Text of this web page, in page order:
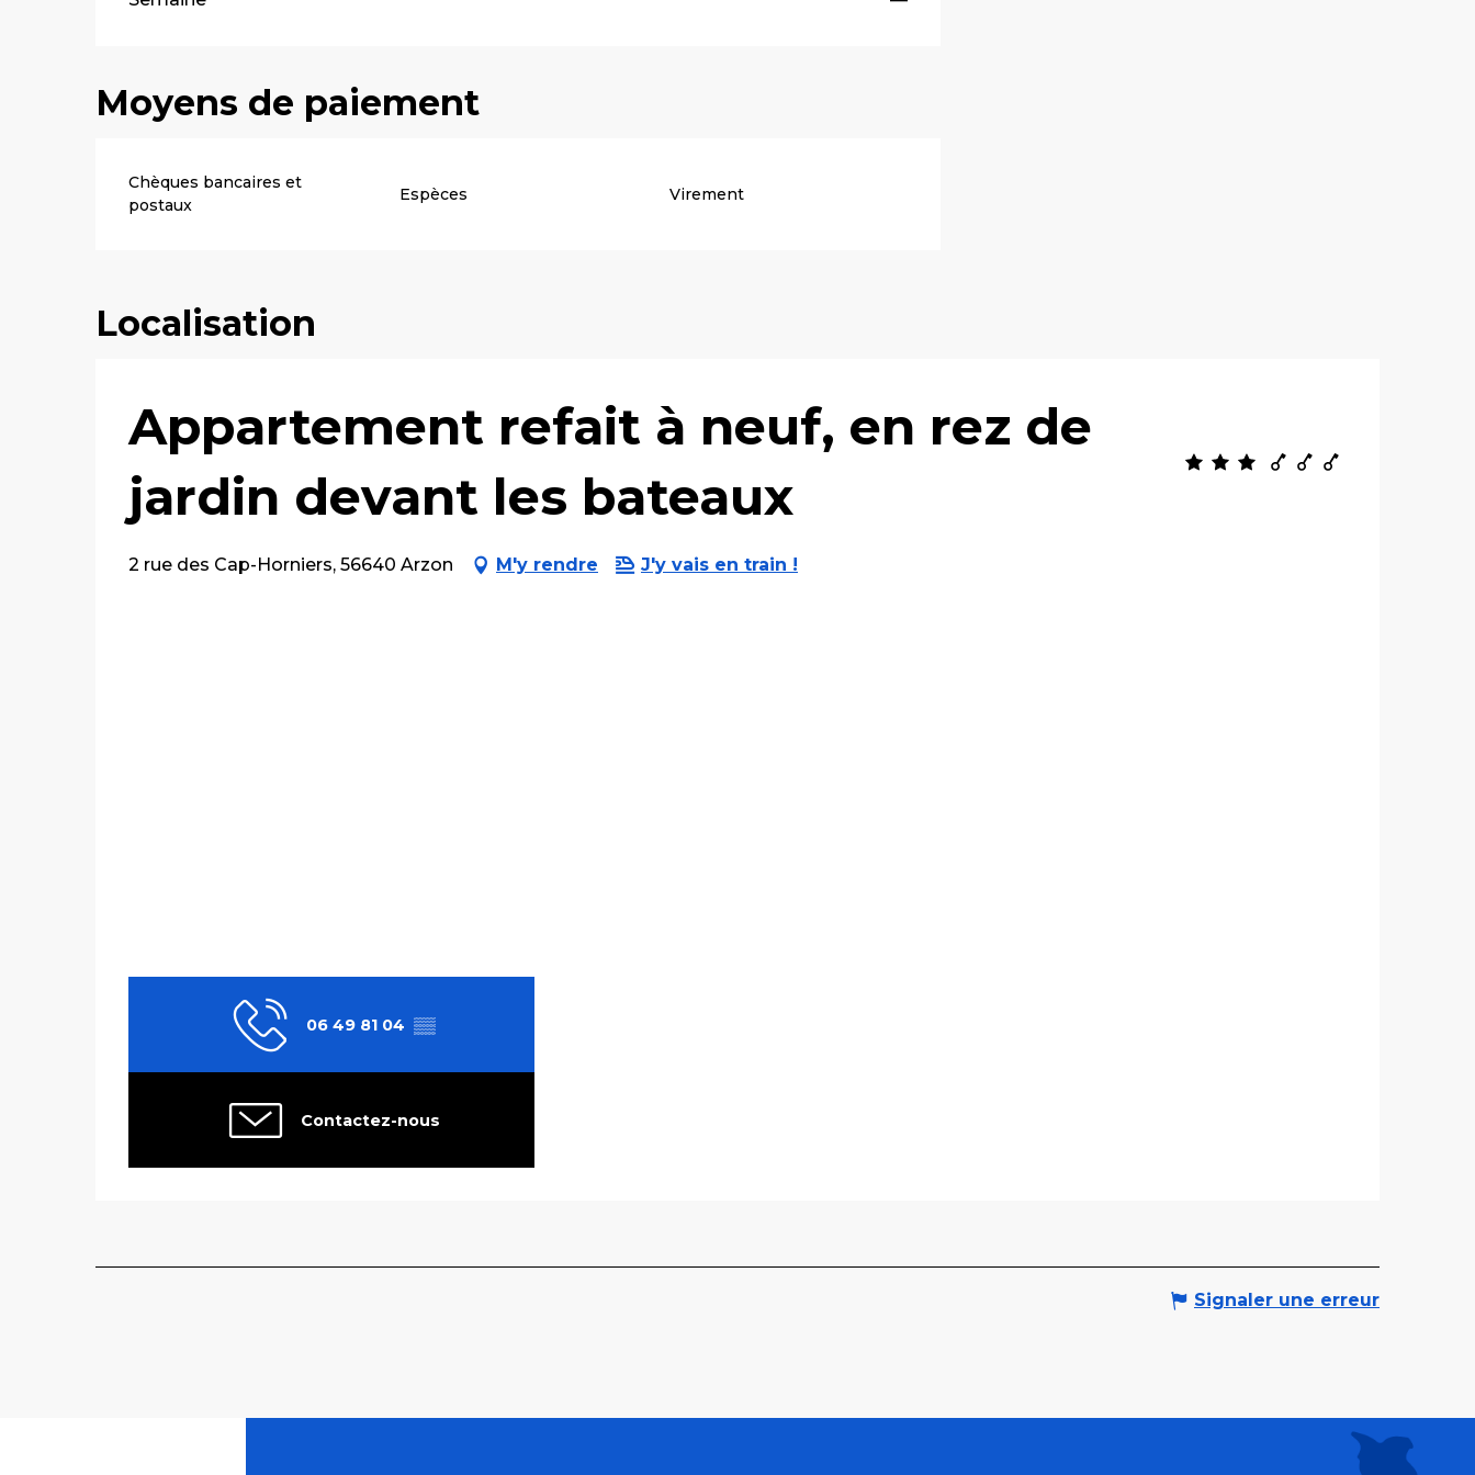
Moyens de paiement
Chèques bancaires et
postaux
Espèces Virement
Localisation
Appartement refait à neuf, en rez de
jardin devant les bateaux
2 rue des Cap-Horniers, 56640 Arzon M'y rendre J'y vais en train !
06 49 81 04 ▒▒
Contactez-nous
Signaler une erreur